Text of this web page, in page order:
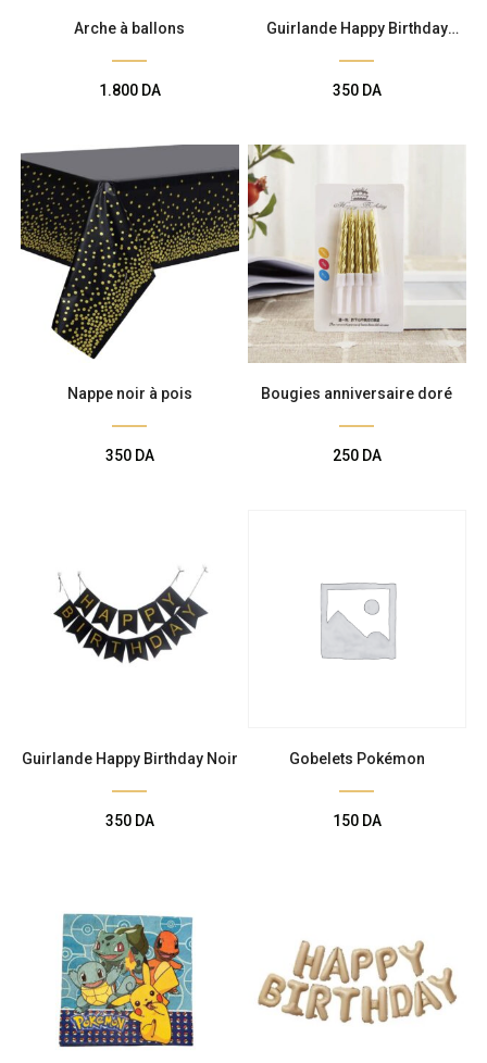
Arche à ballons
1.800 DA
Guirlande Happy Birthday
350 DA
Nappe noir à pois
350 DA
Bougies anniversaire doré
250 DA
Guirlande Happy Birthday Noir
350 DA
Gobelets Pokémon
150 DA